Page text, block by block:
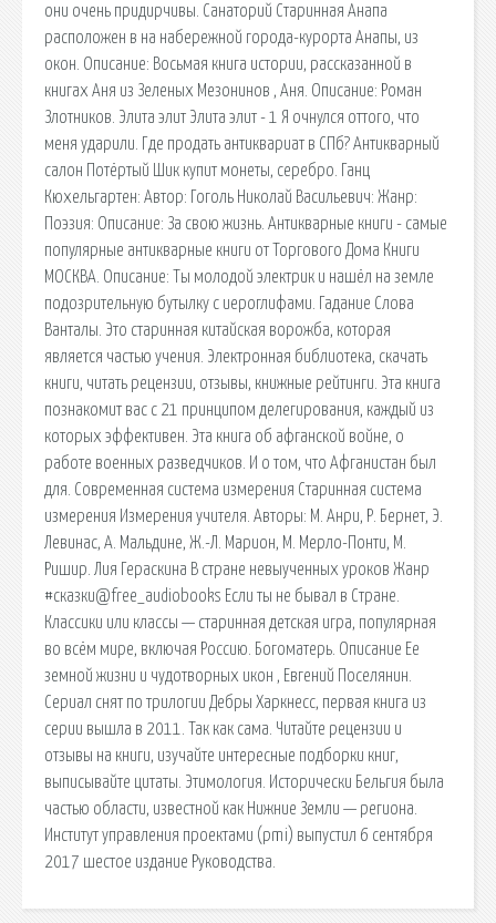
они очень придирчивы. Санаторий Старинная Анапа
расположен в на набережной города-курорта Анапы, из
окон. Описание: Восьмая книга истории, рассказанной в
книгах Аня из Зеленых Мезонинов , Аня. Описание: Роман
Злотников. Элита элит Элита элит - 1 Я очнулся оттого, что
меня ударили. Где продать антиквариат в СПб? Антикварный
салон Потёртый Шик купит монеты, серебро. Ганц
Кюхельгартен: Автор: Гоголь Николай Васильевич: Жанр:
Поэзия: Описание: За свою жизнь. Антикварные книги - самые
популярные антикварные книги от Торгового Дома Книги
МОСКВА. Описание: Ты молодой электрик и нашёл на земле
подозрительную бутылку с иероглифами. Гадание Слова
Ванталы. Это старинная китайская ворожба, которая
является частью учения. Электронная библиотека, скачать
книги, читать рецензии, отзывы, книжные рейтинги. Эта книга
познакомит вас с 21 принципом делегирования, каждый из
которых эффективен. Эта книга об афганской войне, о
работе военных разведчиков. И о том, что Афганистан был
для. Современная система измерения Старинная система
измерения Измерения учителя. Авторы: М. Анри, Р. Бернет, Э.
Левинас, А. Мальдине, Ж.-Л. Марион, М. Мерло-Понти, М.
Ришир. Лия Гераскина В стране невыученных уроков Жанр
#сказки@free_audiobooks Если ты не бывал в Стране.
Классики или классы — старинная детская игра, популярная
во всём мире, включая Россию. Богоматерь. Описание Ее
земной жизни и чудотворных икон , Евгений Поселянин.
Сериал снят по трилогии Дебры Харкнесс, первая книга из
серии вышла в 2011. Так как сама. Читайте рецензии и
отзывы на книги, изучайте интересные подборки книг,
выписывайте цитаты. Этимология. Исторически Бельгия была
частью области, известной как Нижние Земли — региона.
Институт управления проектами (pmi) выпустил 6 сентября
2017 шестое издание Руководства.